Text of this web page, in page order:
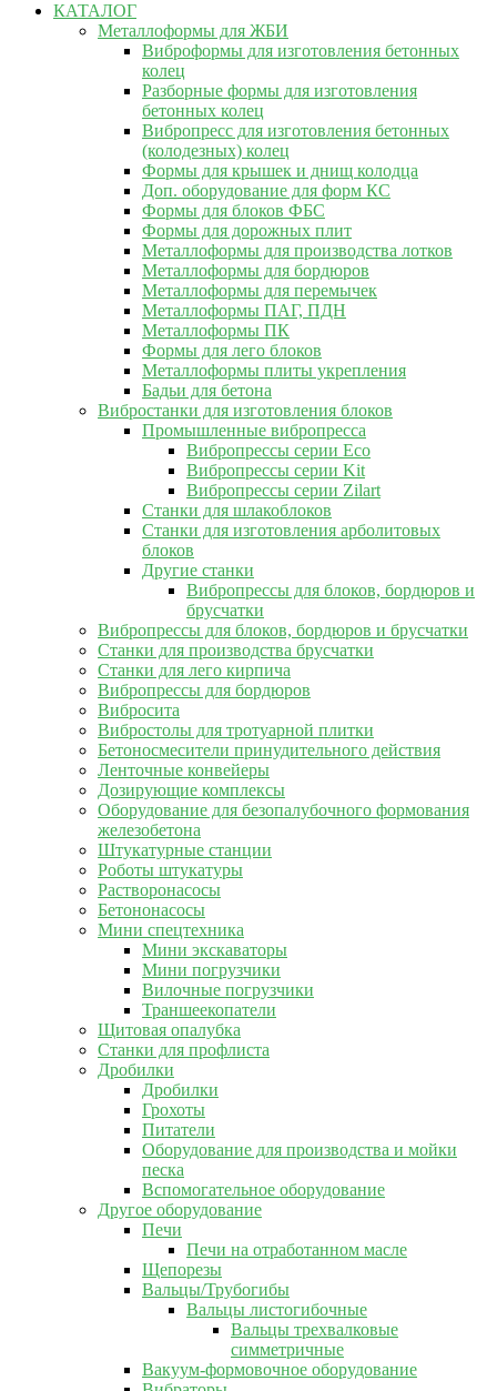
КАТАЛОГ
Металлоформы для ЖБИ
Виброформы для изготовления бетонных
колец
Разборные формы для изготовления
бетонных колец
Вибропресс для изготовления бетонных
(колодезных) колец
Формы для крышек и днищ колодца
Доп. оборудование для форм КС
Формы для блоков ФБС
Формы для дорожных плит
Металлоформы для производства лотков
Металлоформы для бордюров
Металлоформы для перемычек
Металлоформы ПАГ, ПДН
Металлоформы ПК
Формы для лего блоков
Металлоформы плиты укрепления
Бадьи для бетона
Вибростанки для изготовления блоков
Промышленные вибропресса
Вибропрессы серии Eco
Вибропрессы серии Kit
Вибропрессы серии Zilart
Станки для шлакоблоков
Станки для изготовления арболитовых
блоков
Другие станки
Вибропрессы для блоков, бордюров и
брусчатки
Вибропрессы для блоков, бордюров и брусчатки
Станки для производства брусчатки
Станки для лего кирпича
Вибропрессы для бордюров
Вибросита
Вибростолы для тротуарной плитки
Бетоносмесители принудительного действия
Ленточные конвейеры
Дозирующие комплексы
Оборудование для безопалубочного формования
железобетона
Штукатурные станции
Роботы штукатуры
Растворонасосы
Бетононасосы
Мини спецтехника
Мини экскаваторы
Мини погрузчики
Вилочные погрузчики
Траншеекопатели
Щитовая опалубка
Станки для профлиста
Дробилки
Дробилки
Грохоты
Питатели
Оборудование для производства и мойки
песка
Вспомогательное оборудование
Другое оборудование
Печи
Печи на отработанном масле
Щепорезы
Вальцы/Трубогибы
Вальцы листогибочные
Вальцы трехвалковые
симметричные
Вакуум-формовочное оборудование